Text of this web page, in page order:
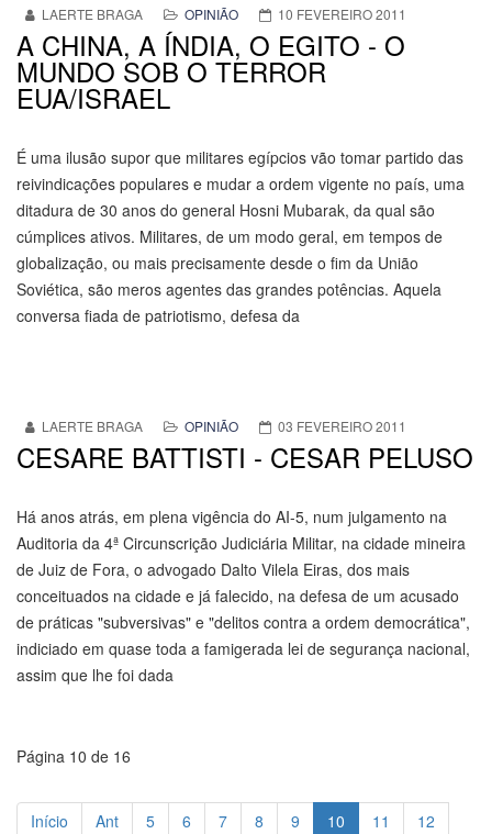
LAERTE BRAGA OPINIÃO 10 FEVEREIRO 2011
A CHINA, A ÍNDIA, O EGITO - O
MUNDO SOB O TERROR
EUA/ISRAEL
É uma ilusão supor que militares egípcios vão tomar partido das
reivindicações populares e mudar a ordem vigente no país, uma
ditadura de 30 anos do general Hosni Mubarak, da qual são
cúmplices ativos. Militares, de um modo geral, em tempos de
globalização, ou mais precisamente desde o fim da União
Soviética, são meros agentes das grandes potências. Aquela
conversa fiada de patriotismo, defesa da
LAERTE BRAGA OPINIÃO 03 FEVEREIRO 2011
CESARE BATTISTI - CESAR PELUSO
Há anos atrás, em plena vigência do AI-5, num julgamento na
Auditoria da 4ª Circunscrição Judiciária Militar, na cidade mineira
de Juiz de Fora, o advogado Dalto Vilela Eiras, dos mais
conceituados na cidade e já falecido, na defesa de um acusado
de práticas "subversivas" e "delitos contra a ordem democrática",
indiciado em quase toda a famigerada lei de segurança nacional,
assim que lhe foi dada
Página 10 de 16
Início Ant 5 6 7 8 9 10 11
12